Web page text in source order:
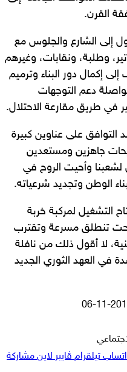
القرن.
إلى الشارع والجلوس مع
وطلبة، ونقابات، وغيرهم
إكمال دور البناء وترميم
دعم التوجهات
في طريق مقارعة الاحتلال.
التوافق على عناوين كبيرة
جاهزين ومستعدين
لشعبنا وأحيت الروح في
الوطن وتجديد شرعياته.
التشغيل لمركبة خربة
تنطلق مسرعة وتقترب
لا أقول ذلك من نافلة
في العهد الثوري الجديد
2019-
تيلقرام ڤايبر لاين مشاركة